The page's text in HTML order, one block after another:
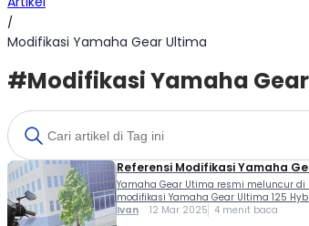
/
Modifikasi Yamaha Gear Ultima
#Modifikasi Yamaha
Referensi Modifikasi Yamaha
Yamaha Gear Utima resmi meluncur
modifikasi Yamaha Gear Ultima 125
Ivan 12 Mar 2025 4 menit baca